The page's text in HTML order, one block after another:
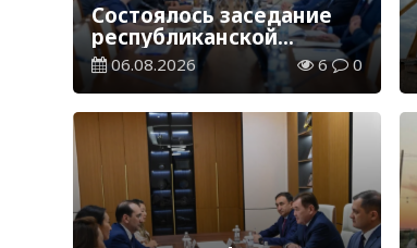
Состоялось заседание
республиканской
комиссии по
присуждению
образовательных
грантов
06.08.2026 6 0